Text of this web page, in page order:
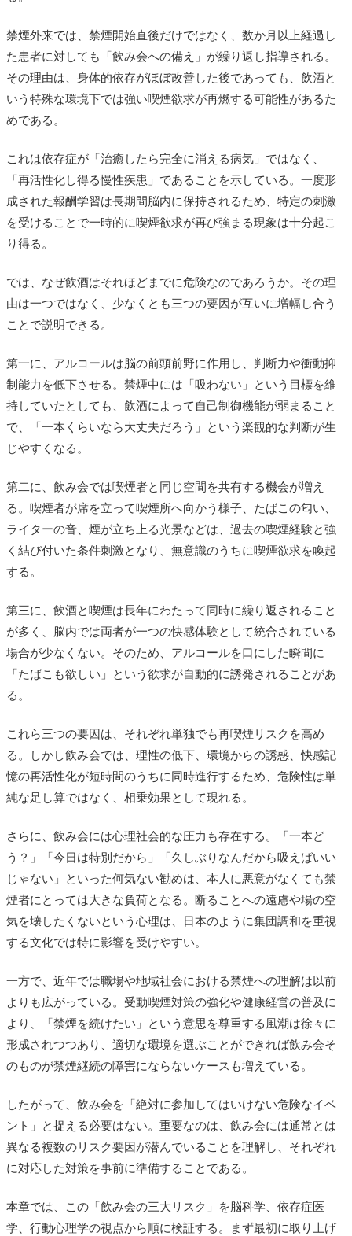
禁煙外来では、禁煙開始直後だけではなく、数か月以上経過し
た患者に対しても「飲み会への備え」が繰り返し指導される。
その理由は、身体的依存がほぼ改善した後であっても、飲酒と
いう特殊な環境下では強い喫煙欲求が再燃する可能性があるた
めである。
これは依存症が「治癒したら完全に消える病気」ではなく、
「再活性化し得る慢性疾患」であることを示している。一度形
成された報酬学習は長期間脳内に保持されるため、特定の刺激
を受けることで一時的に喫煙欲求が再び強まる現象は十分起こ
り得る。
では、なぜ飲酒はそれほどまでに危険なのであろうか。その理
由は一つではなく、少なくとも三つの要因が互いに増幅し合う
ことで説明できる。
第一に、アルコールは脳の前頭前野に作用し、判断力や衝動抑
制能力を低下させる。禁煙中には「吸わない」という目標を維
持していたとしても、飲酒によって自己制御機能が弱まること
で、「一本くらいなら大丈夫だろう」という楽観的な判断が生
じやすくなる。
第二に、飲み会では喫煙者と同じ空間を共有する機会が増え
る。喫煙者が席を立って喫煙所へ向かう様子、たばこの匂い、
ライターの音、煙が立ち上る光景などは、過去の喫煙経験と強
く結び付いた条件刺激となり、無意識のうちに喫煙欲求を喚起
する。
第三に、飲酒と喫煙は長年にわたって同時に繰り返されること
が多く、脳内では両者が一つの快感体験として統合されている
場合が少なくない。そのため、アルコールを口にした瞬間に
「たばこも欲しい」という欲求が自動的に誘発されることがあ
る。
これら三つの要因は、それぞれ単独でも再喫煙リスクを高め
る。しかし飲み会では、理性の低下、環境からの誘惑、快感記
憶の再活性化が短時間のうちに同時進行するため、危険性は単
純な足し算ではなく、相乗効果として現れる。
さらに、飲み会には心理社会的な圧力も存在する。「一本ど
う？」「今日は特別だから」「久しぶりなんだから吸えばいい
じゃない」といった何気ない勧めは、本人に悪意がなくても禁
煙者にとっては大きな負荷となる。断ることへの遠慮や場の空
気を壊したくないという心理は、日本のように集団調和を重視
する文化では特に影響を受けやすい。
一方で、近年では職場や地域社会における禁煙への理解は以前
よりも広がっている。受動喫煙対策の強化や健康経営の普及に
より、「禁煙を続けたい」という意思を尊重する風潮は徐々に
形成されつつあり、適切な環境を選ぶことができれば飲み会そ
のものが禁煙継続の障害にならないケースも増えている。
したがって、飲み会を「絶対に参加してはいけない危険なイベ
ント」と捉える必要はない。重要なのは、飲み会には通常とは
異なる複数のリスク要因が潜んでいることを理解し、それぞれ
に対応した対策を事前に準備することである。
本章では、この「飲み会の三大リスク」を脳科学、依存症医
学、行動心理学の視点から順に検証する。まず最初に取り上げ